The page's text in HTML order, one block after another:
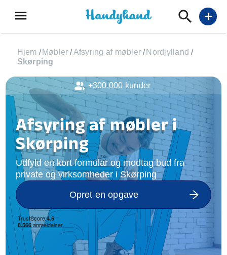
menu add
Hjem / Møbler /Afsyring af møbler / Nordjylland /
Skørping
Afsyring af møbler i
Skørping
Udfyld en kort formular og modtag bud fra
private og virksomheder i Skørping
Opret en opgave
+300.000 kunder